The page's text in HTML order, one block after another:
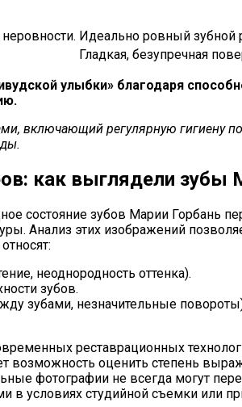
Идеально ровный зубной
Гладкая, безупречная
улыбки» благодаря
включающий регулярную гигиену
как выглядели зубы
состояние зубов Марии Горбань
Анализ этих изображений
неоднородность оттенка).
зубов.
зубами, незначительные
реставрационных
возможность оценить степень
фотографии не всегда могут
в условиях студийной съемки или